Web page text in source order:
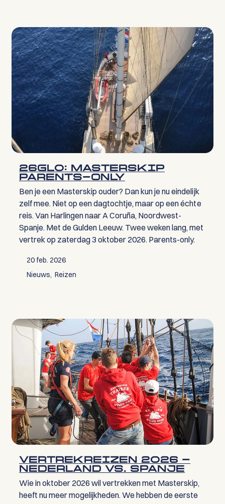
26GL0: MASTERSKIP
PARENTS-ONLY
Ben je een Masterskip ouder? Dan kun je nu eindelijk
zelf mee. Niet op een dagtochtje, maar op een échte
reis. Van Harlingen naar A Coruña, Noordwest-
Spanje. Met de Gulden Leeuw. Twee weken lang, met
vertrek op zaterdag 3 oktober 2026. Parents-only.
20 feb. 2026
Nieuws
Reizen
VERTREKREIZEN 2026 -
NEDERLAND VS. SPANJE
Wie in oktober 2026 wil vertrekken met Masterskip,
heeft nu meer mogelijkheden. We hebben de eerste